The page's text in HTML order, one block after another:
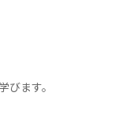
ます。